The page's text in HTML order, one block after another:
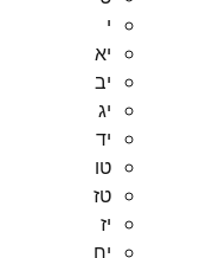
י
יא
יב
יג
יד
טו
טז
יז
יח